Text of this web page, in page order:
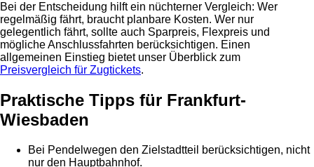
Bei der Entscheidung hilft ein nüchterner Vergleich: Wer
regelmäßig fährt, braucht planbare Kosten. Wer nur
gelegentlich fährt, sollte auch Sparpreis, Flexpreis und
mögliche Anschlussfahrten berücksichtigen. Einen
allgemeinen Einstieg bietet unser Überblick zum
Preisvergleich für Zugtickets.
Praktische Tipps für Frankfurt-
Wiesbaden
Bei Pendelwegen den Zielstadtteil berücksichtigen, nicht
nur den Hauptbahnhof.